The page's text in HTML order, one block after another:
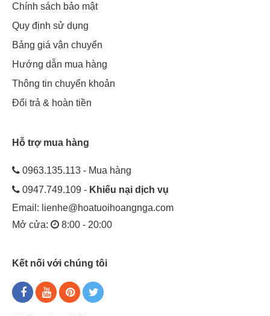
Chính sách bảo mật
Quy định sử dụng
Bảng giá vận chuyển
Hướng dẫn mua hàng
Thông tin chuyển khoản
Đổi trả & hoàn tiền
Hỗ trợ mua hàng
0963.135.113 - Mua hàng
0947.749.109 - Khiếu nại dịch vụ
Email: lienhe@hoatuoihoangnga.com
Mở cửa:
8:00 - 20:00
Kết nối với chúng tôi